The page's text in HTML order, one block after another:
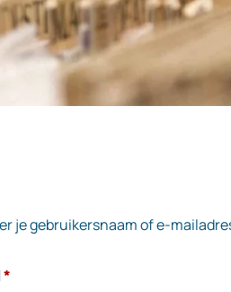
je gebruikersnaam of e-
*